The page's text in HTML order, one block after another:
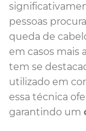
pessoas
queda de
em casos mais
tem se
utilizado em
essa técnica
garantindo um